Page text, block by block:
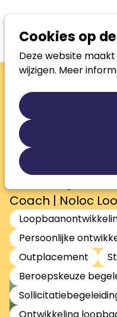
Cookies op
Deze website
wijzigen. Meer
Zoek
Miranda
Vlemmix
Voor
enthousiast,
Coach | Noloc
Persoonlijke
Outplacement
Beroepskeuze
Ontwikkeling